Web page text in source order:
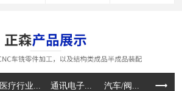
医疗行业... 通讯电子... 汽车/阀... 电动工